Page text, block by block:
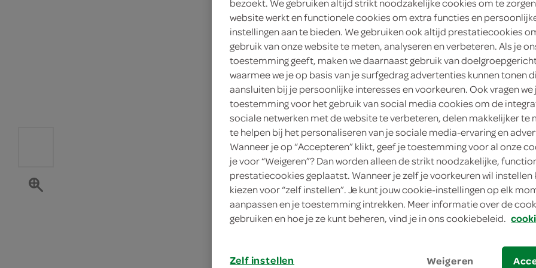
4.
79
1 Stuks
in winkelmand
Let op: aanbiedingen zijn niet
verwerkt in de winkelmand.
een feestlijke chocoladetegel om vader
een keer wat anders dan een kaartje
heerlijk Belgische melk chocolade
maak papa blij met deze
website werkt en functionele cookies om extra functies en
instellingen aan te bieden. We gebruiken ook altijd prestatiecookies
gebruik van onze website te meten, analyseren en verbeteren. Als je
toestemming geeft, maken we daarnaast gebruik van
waarmee we je op basis van je surfgedrag advertenties kunnen tonen
aansluiten bij je persoonlijke interesses en voorkeuren. Ook vragen we
toestemming voor het gebruik van social media cookies om de
sociale netwerken met de website te verbeteren, delen makkelijker te
te helpen bij het personaliseren van je sociale media-ervaring en
Wanneer je op “Accepteren” klikt, geef je toestemming voor al onze
je voor “Weigeren”? Dan worden alleen de strikt noodzakelijke,
prestatiecookies geplaatst. Wanneer je zelf je voorkeuren wil instellen
kiezen voor “zelf instellen”. Je kunt jouw cookie-instellingen op elk
aanpassen en je toestemming intrekken. Meer informatie over de
gebruiken en hoe je ze kunt beheren, vind je in ons cookiebeleid.
Zelf instellen Weigeren